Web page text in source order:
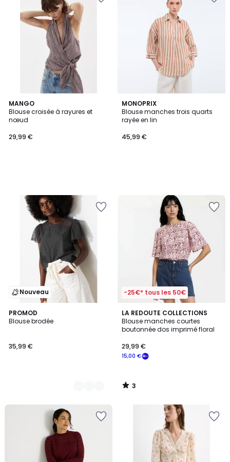
MANGO
Blouse croisée à rayures et
nœud
29,99 €
MONOPRIX
Blouse manches trois quarts
rayée en lin
45,99 €
Nouveau
PROMOD
Blouse brodée
35,99 €
2
Couleurs
-25€* tous les 50€
LA REDOUTE COLLECTIONS
Blouse manches courtes
boutonnée dos imprimé floral
15,00 €
29,99 €
3
/
5
3
/